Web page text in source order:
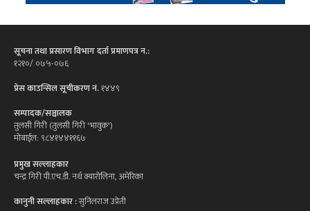
सूचना तथा प्रसारण विभाग दर्ता प्रमाणपत्र न.:
१२१०/ ०७५-०७६
प्रेस काउन्सिल सूचीकरण नं.१४४९
सम्पादक/सञ्चालक
तुलसी गिरी (तुलसी गिरी 'भावुक')
मोबाईल: ९८४१४४११६७
प्रमुख सल्लाहकार
चन्द्र गिरी पी.एच.डी. नर्थ क्यारोलिना, अमेरिका
कानुनी सल्लाहकार :सुनिलराज उप्रेती